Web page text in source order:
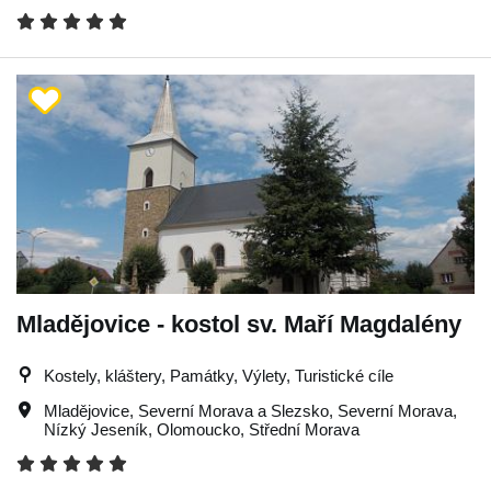
Mladějovice - kostol sv. Maří Magdalény
Kostely, kláštery, Památky, Výlety, Turistické cíle
Mladějovice, Severní Morava a Slezsko, Severní Morava,
Nízký Jeseník, Olomoucko, Střední Morava